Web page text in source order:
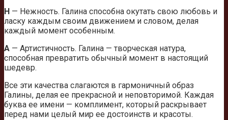
Н — Нежность. Галина способна окутать свою любовь и
ласку каждым своим движением и словом, делая
каждый момент особенным.
А — Артистичность. Галина — творческая натура,
способная превратить обычный момент в настоящий
шедевр.
Все эти качества слагаются в гармоничный образ
Галины, делая ее прекрасной и неповторимой. Каждая
буква ее имени — комплимент, который раскрывает
перед нами целый мир ее достоинств и красоты.